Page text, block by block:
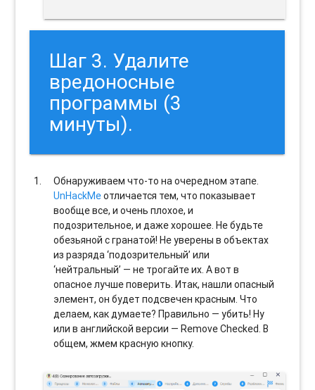
Шаг 3. Удалите
вредоносные
программы (3
минуты).
Обнаруживаем что-то на очередном этапе.
UnHackMeотличается тем, что показывает
вообще все, и очень плохое, и
подозрительное, и даже хорошее. Не будьте
обезьяной с гранатой! Не уверены в объектах
из разряда ‘подозрительный’ или
‘нейтральный’ — не трогайте их. А вот в
опасное лучше поверить. Итак, нашли опасный
элемент, он будет подсвечен красным. Что
делаем, как думаете? Правильно — убить! Ну
или в английской версии — Remove Checked. В
общем, жмем красную кнопку.